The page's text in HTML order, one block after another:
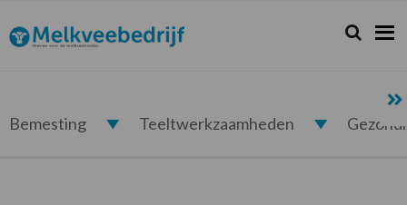
de
hoofdnavigatie
de
hoofd
de
eerste
de
voettekst
Melkveebedrijf.nl Zoeken...
Zoek
Bemesting Teeltwerkzaamheden